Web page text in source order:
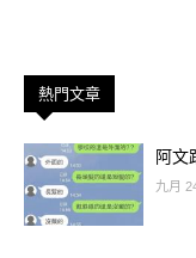
熱門文章
阿文
九月